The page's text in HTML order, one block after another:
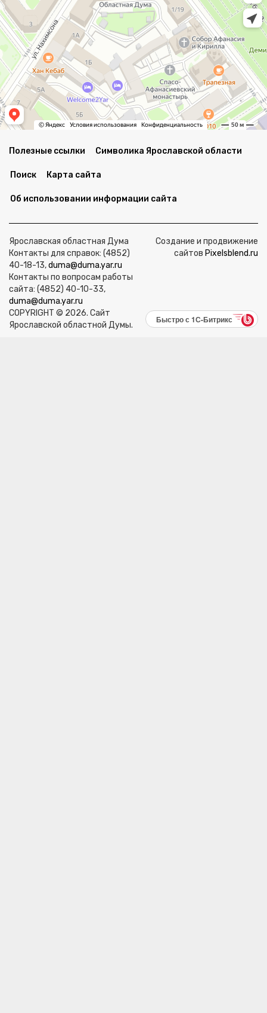
Полезные ссылки Символика Ярославской области
Поиск Карта сайта
Об использовании информации сайта
Ярославская областная Дума
Контакты для справок: (4852)
40-18-13,duma@duma.yar.ru
Контакты по вопросам работы
сайта: (4852) 40-10-33,
duma@duma.yar.ru
COPYRIGHT © 2026. Сайт
Ярославской областной Думы.
Создание и продвижение
сайтов Pixelsblend.ru
Быстро с 1С-Битрикс